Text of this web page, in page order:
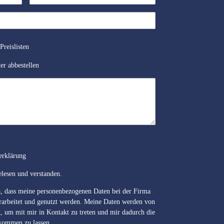
abbestellen
und verstanden.
meine personenbezogenen Daten bei der Firma
und genutzt werden. Meine Daten werden von
um mit mir in Kontakt zu treten und mir dadurch die